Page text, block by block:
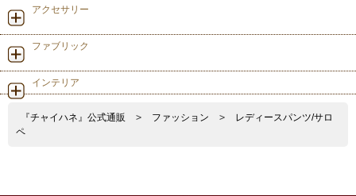
アクセサリー
ファブリック
インテリア
『チャイハネ』公式通販 > ファッション >
レディースパンツ/サロ
ペ